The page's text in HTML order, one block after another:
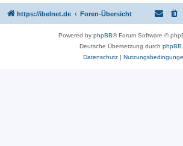
https://ibelnet.de Foren-Übersicht
Powered by phpBB® Forum Software ©
Deutsche Übersetzung durch
Datenschutz|